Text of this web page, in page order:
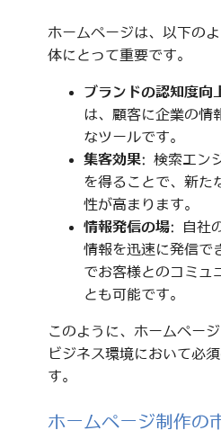
ホームページは、以下の
体にとって重要です。
ブランドの認知度向
は、顧客に企業の情
なツールです。
集客効果: 検索エン
を得ることで、新た
性が高まります。
情報発信の場: 自社
情報を迅速に発信で
でお客様とのコミュ
とも可能です。
このように、ホームペー
ビジネス環境において必
す。
ホームページ制作の